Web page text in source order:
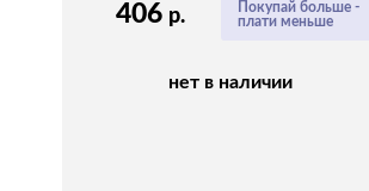
Покупай больше -
плати меньше
406 р.
нет в наличии